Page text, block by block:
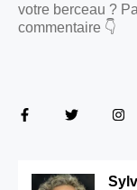
votre berceau ?
commentaire 👇